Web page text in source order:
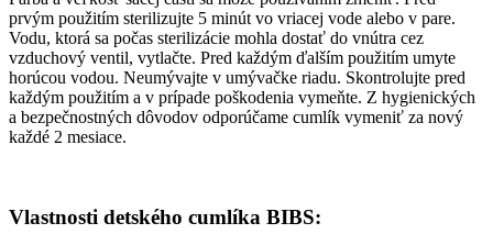
prvým použitím sterilizujte 5 minút vo vriacej vode alebo v pare.
Vodu, ktorá sa počas sterilizácie mohla dostať do vnútra cez
vzduchový ventil, vytlačte. Pred každým ďalším použitím umyte
horúcou vodou. Neumývajte v umývačke riadu. Skontrolujte pred
každým použitím a v prípade poškodenia vymeňte. Z hygienických
a bezpečnostných dôvodov odporúčame cumlík vymeniť za nový
každé 2 mesiace.
Vlastnosti detského cumlíka BIBS: